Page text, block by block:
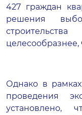
427 граждан
решения
Однако в
проведения
установлено,